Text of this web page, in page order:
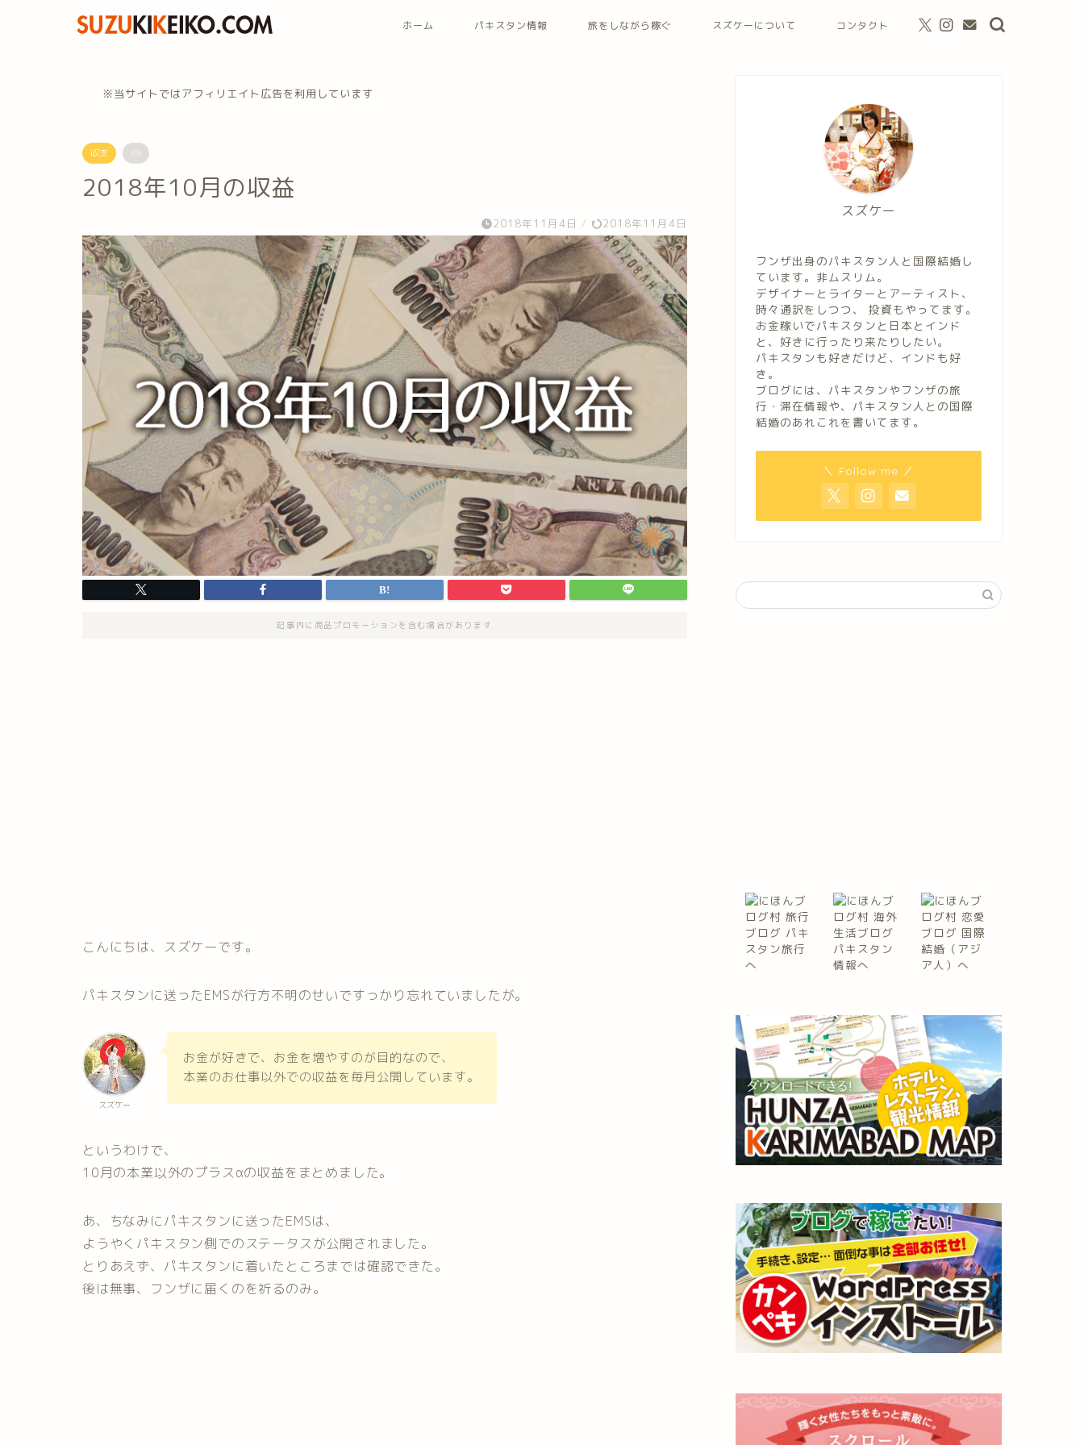
ホーム パキスタン情報 旅をしながら稼ぐ スズケーについて コンタクト
※当サイトではアフィリエイト広告を利用しています
収支 PR
2018年10月の収益
2018年11月4日 / 2018年11月4日
記事内に商品プロモーションを含む場合があります
こんにちは、スズケーです。
パキスタンに送ったEMSが行方不明のせいですっかり忘れていましたが。
スズケー
お金が好きで、お金を増やすのが目的なので、
本業のお仕事以外での収益を毎月公開しています。
というわけで、
10月の本業以外のプラスαの収益をまとめました。
あ、ちなみにパキスタンに送ったEMSは、
ようやくパキスタン側でのステータスが公開されました。
とりあえず、パキスタンに着いたところまでは確認できた。
後は無事、フンザに届くのを祈るのみ。
スズケー
フンザ出身のパキスタン人と国際結婚し
ています。非ムスリム。
デザイナーとライターとアーティスト、
時々通訳をしつつ、 投資もやってます。
お金稼いでパキスタンと日本とインド
と、好きに行ったり来たりしたい。
パキスタンも好きだけど、インドも好
き。
ブログには、パキスタンやフンザの旅
行・滞在情報や、パキスタン人との国際
結婚のあれこれを書いてます。
＼ Follow me ／